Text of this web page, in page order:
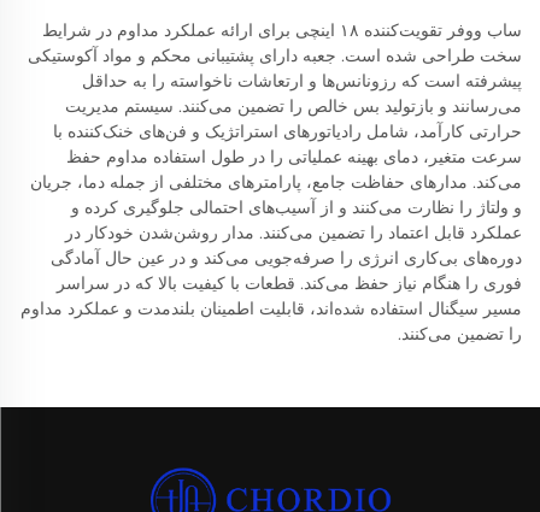
ساب ووفر تقویت‌کننده ۱۸ اینچی برای ارائه عملکرد مداوم در شرایط
سخت طراحی شده است. جعبه دارای پشتیبانی محکم و مواد آکوستیکی
پیشرفته است که رزونانس‌ها و ارتعاشات ناخواسته را به حداقل
می‌رسانند و بازتولید بس خالص را تضمین می‌کنند. سیستم مدیریت
حرارتی کارآمد، شامل رادیاتورهای استراتژیک و فن‌های خنک‌کننده با
سرعت متغیر، دمای بهینه عملیاتی را در طول استفاده مداوم حفظ
می‌کند. مدارهای حفاظت جامع، پارامترهای مختلفی از جمله دما، جریان
و ولتاژ را نظارت می‌کنند و از آسیب‌های احتمالی جلوگیری کرده و
عملکرد قابل اعتماد را تضمین می‌کنند. مدار روشن‌شدن خودکار در
دوره‌های بی‌کاری انرژی را صرفه‌جویی می‌کند و در عین حال آمادگی
فوری را هنگام نیاز حفظ می‌کند. قطعات با کیفیت بالا که در سراسر
مسیر سیگنال استفاده شده‌اند، قابلیت اطمینان بلندمدت و عملکرد مداوم
را تضمین می‌کنند.